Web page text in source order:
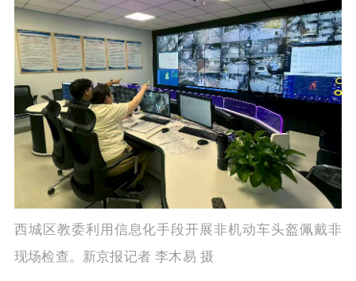
西城区教委利用信息化手段开展非机动车头盔佩戴非
现场检查。新京报记者 李木易 摄